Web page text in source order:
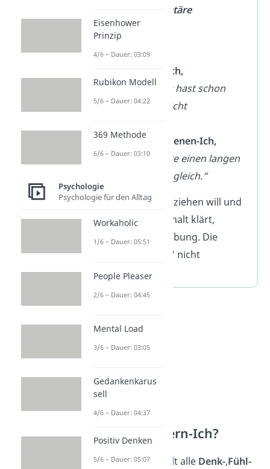
nicht-komplementäre
Transaktionen)
➡️Beispiel:
Person A (Eltern-Ich,
vorwurfsvoll):„Du hast schon
wieder den Müll nicht
Person B (Erwachsenen-Ich,
sachlich):„Ich hatte einen langen
Tag und mache es gleich.“
Ergebnis:Weil A erziehen will und
B nur den Sachverhalt klärt,
entsteht sofort Reibung. Die
Zustände „passen“ nicht
zusammen.
Was ist das Eltern-Ich?
Das Eltern-Ich enthält alle Denk-,Fühl-
Eisenhower
Prinzip
4/6 – Dauer: 03:09
Rubikon Modell
5/6 – Dauer: 04:22
369 Methode
6/6 – Dauer: 03:10
Psychologie
Psychologie für den Alltag
Workaholic
1/6 – Dauer: 05:51
People Pleaser
2/6 – Dauer: 04:45
Mental Load
3/6 – Dauer: 03:05
Gedankenkarus
sell
4/6 – Dauer: 04:37
Positiv Denken
5/6 – Dauer: 05:07